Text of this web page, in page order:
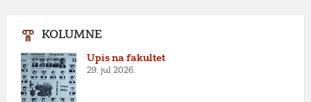
KOLUMNE
Upis na fakultet
29. jul 2026.